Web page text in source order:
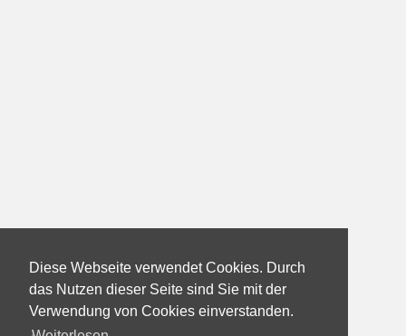
Diese Webseite verwendet Cookies. Durch
das Nutzen dieser Seite sind Sie mit der
Verwendung von Cookies einverstanden.